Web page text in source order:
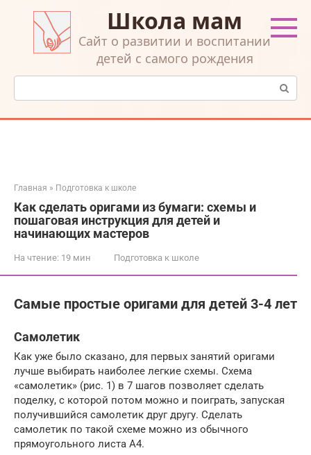
контенту
Школа мам
Cайт о развитии и воспитании
детей с самого рождения
Поиск:
Главная » Подготовка к школе
Как сделать оригами из бумаги: схемы и
пошаговая инструкция для детей и
начинающих мастеров
На чтение: 19 мин Подготовка к школе
Самые простые оригами для детей 3-4 лет
Самолетик
Как уже было сказано, для первых занятий оригами
лучше выбирать наиболее легкие схемы. Схема
«самолетик» (рис. 1) в 7 шагов позволяет сделать
поделку, с которой потом можно и поиграть, запуская
получившийся самолетик друг другу. Сделать
самолетик по такой схеме можно из обычного
прямоугольного листа А4.